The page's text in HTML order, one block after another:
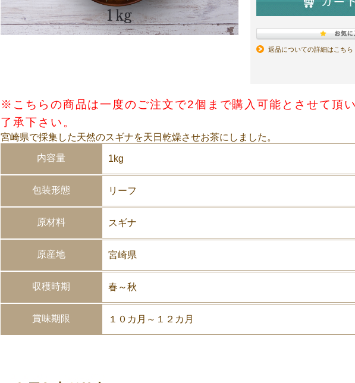
返品についての詳細はこちら
※こちらの商品は一度のご注文で2個まで購入可能とさせて頂
了承下さい。
宮崎県で採集した天然のスギナを天日乾燥させお茶にしました。
内容量 1kg
包装形態 リーフ
原材料 スギナ
原産地 宮崎県
収穫時期 春～秋
賞味期限 １０カ月～１２カ月